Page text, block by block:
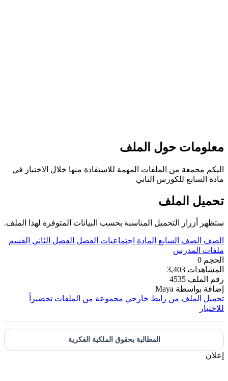
معلومات حول الملف
اليكم مجمعة من الملفات المهمة للاستفادة منها خلال الاختبار في
مادة السابع للكورس الثاني
تحميل الملف
ستظهر أزرار التحميل المناسبة بحسب البيانات المتوفرة لهذا الملف.
الصف الصف السابع المادة اجتماعيات الفصل الفصل الثاني
القسم
ملفات المدرس
الحجم 0
المشاهدات 3,403
رقم الملف 4535
إضافة بواسطة Maya
تحميل الملف من رابط خارجي مجموعة من الملفات تحضيراً
للاختبار
المطالبة بحقوق الملكية الفكرية
إعلان